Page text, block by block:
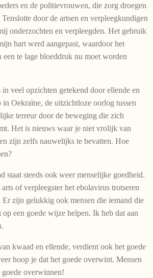
en de politievrouwen, die zorg droegen
door de artsen en verpleegkundigen
onderzochten en verpleegden. Het gebruik
hart werd aangepast, waardoor het
te lage bloeddruk nu moet worden
veel opzichten getekend door ellende en
Oekraïne, de uitzichtloze oorlog tussen
terreur door de beweging die zich
Het is nieuws waar je niet vrolijk van
zijn zelfs nauwelijks te bevatten. Hoe
staat steeds ook weer menselijke goedheid.
of verpleegster het ebolavirus trotseren
Er zijn gelukkig ook mensen die iemand die
een goede wijze helpen. Ik heb dat aan
kwaad en ellende, verdient ook het goede
hoop je dat het goede overwint. Mensen
overwinnen!